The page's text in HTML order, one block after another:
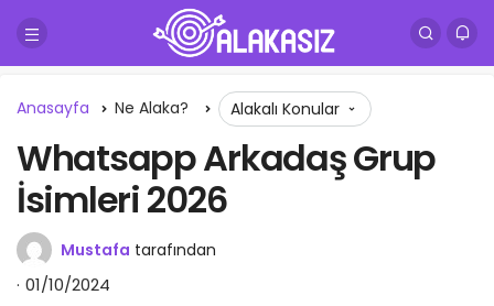
Anasayfa Ne Alaka? Alakalı Konular
Whatsapp Arkadaş Grup
İsimleri 2026
Mustafa tarafından
01/10/2024